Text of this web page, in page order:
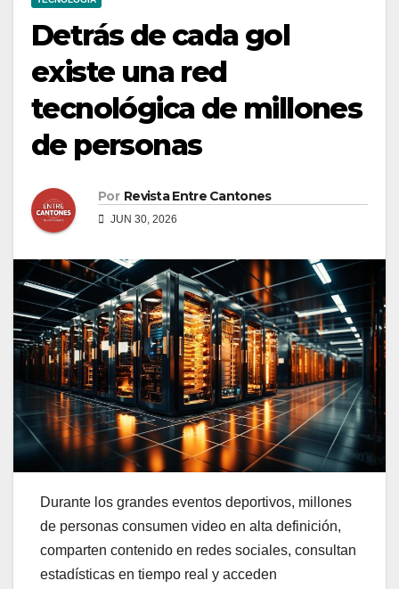
Detrás de cada gol
existe una red
tecnológica de millones
de personas
Por Revista Entre Cantones
JUN 30, 2026
Durante los grandes eventos deportivos, millones
de personas consumen video en alta definición,
comparten contenido en redes sociales, consultan
estadísticas en tiempo real y acceden